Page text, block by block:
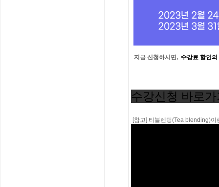
지금 신청하시면, 수강료 할인의
수강신청 바로
[참고] 티블렌딩(Tea blending)이